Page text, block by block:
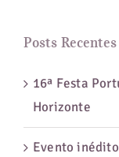
Posts Recentes
16ª Festa
Horizonte
Evento